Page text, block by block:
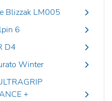
Blizzak LM005
6
D4
Winter
+